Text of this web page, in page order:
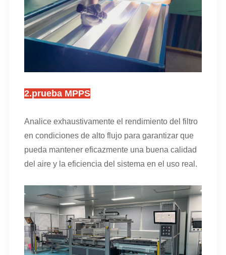
2.prueba MPPS
Analice exhaustivamente el rendimiento del filtro
en condiciones de alto flujo para garantizar que
pueda mantener eficazmente una buena calidad
del aire y la eficiencia del sistema en el uso real.